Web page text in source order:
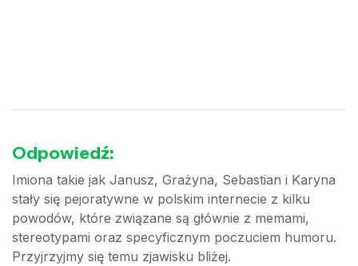
Odpowiedź:
Imiona takie jak Janusz, Grażyna, Sebastian i Karyna
stały się pejoratywne w polskim internecie z kilku
powodów, które związane są głównie z memami,
stereotypami oraz specyficznym poczuciem humoru.
Przyjrzyjmy się temu zjawisku bliżej.